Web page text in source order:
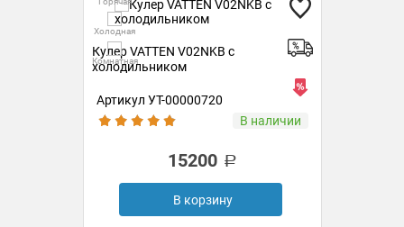
Холодная
Комнатная
Кулер VATTEN V02NKB с
холодильником
Артикул УТ-00000720
В наличии
15200
В корзину